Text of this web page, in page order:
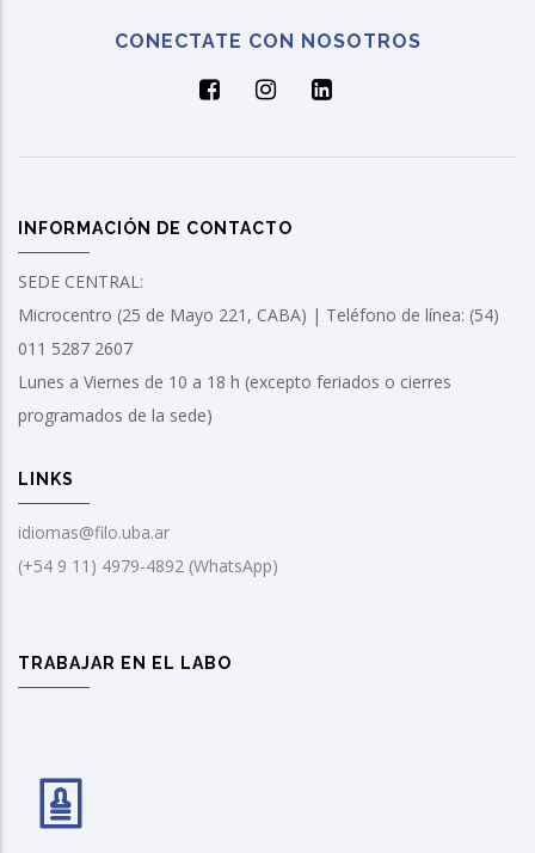
CONECTATE CON NOSOTROS
INFORMACIÓN DE CONTACTO
SEDE CENTRAL:
Microcentro (25 de Mayo 221, CABA) | Teléfono de línea: (54)
011 5287 2607
Lunes a Viernes de 10 a 18 h (excepto feriados o cierres
programados de la sede)
LINKS
idiomas@filo.uba.ar
(+54 9 11) 4979-4892 (WhatsApp)
TRABAJAR EN EL LABO